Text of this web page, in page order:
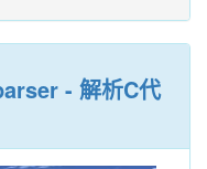
- 解析C代